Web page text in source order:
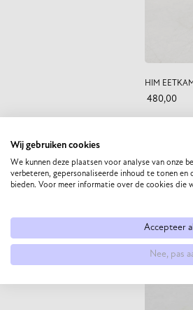
HIM
480,00
Wij gebruiken cookies
We kunnen deze plaatsen voor analyse van onze
verbeteren, gepersonaliseerde inhoud te tonen
bieden. Voor meer informatie over de cookies die
Accepteer
Nee, pas